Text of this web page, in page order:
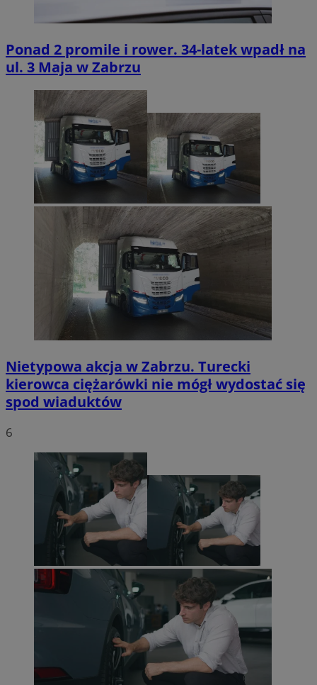
Ponad 2 promile i rower. 34-latek wpadł na
ul. 3 Maja w Zabrzu
Nietypowa akcja w Zabrzu. Turecki
kierowca ciężarówki nie mógł wydostać się
spod wiaduktów
6